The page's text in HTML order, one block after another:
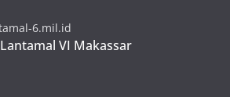
6.mil.id
VI Makassar